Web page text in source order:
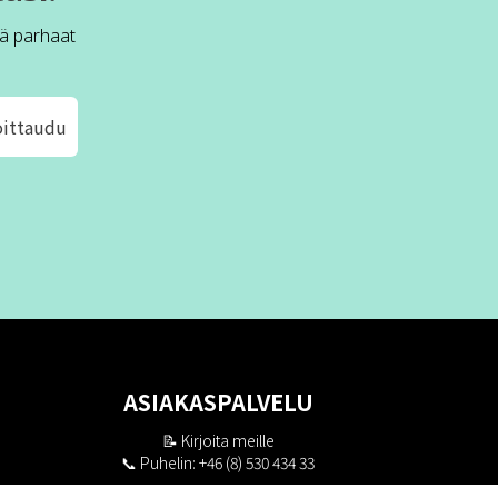
parhaat
ASIAKASPALVELU
📝 Kirjoita meille
📞 Puhelin: +46 (8) 530 434 33
Maanantai - Torstai klo 10.00 - 17.00